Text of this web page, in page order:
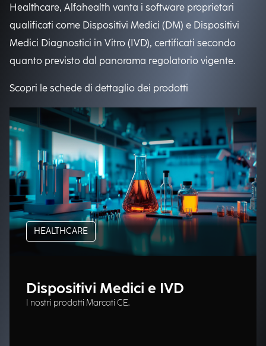
Healthcare, Alfahealth vanta i software proprietari
qualificati come Dispositivi Medici (DM) e Dispositivi
Medici Diagnostici in Vitro (IVD), certificati secondo
quanto previsto dal panorama regolatorio vigente.
Scopri le schede di dettaglio dei prodotti
HEALTHCARE
Dispositivi Medici e IVD
I nostri prodotti Marcati CE.